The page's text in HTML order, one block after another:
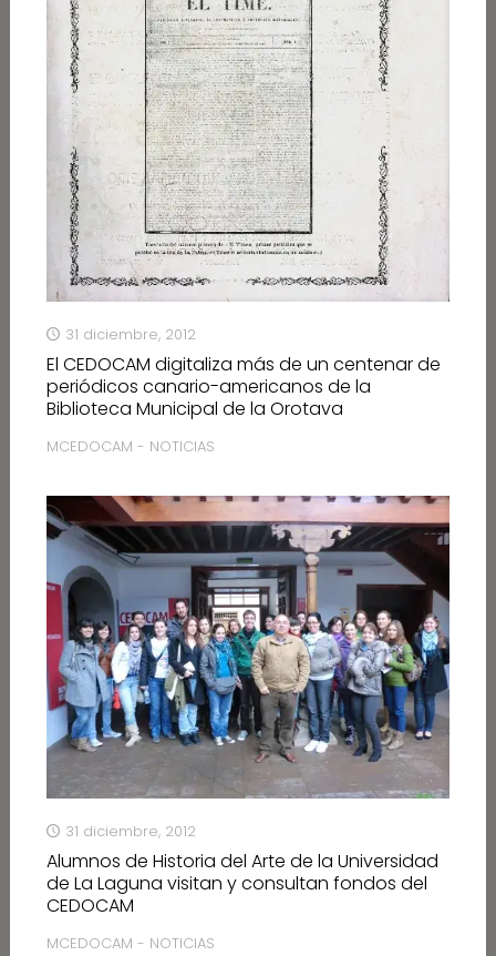
31 diciembre, 2012
El CEDOCAM digitaliza más de un centenar de
periódicos canario-americanos de la
Biblioteca Municipal de la Orotava
MCEDOCAM - NOTICIAS
31 diciembre, 2012
Alumnos de Historia del Arte de la Universidad
de La Laguna visitan y consultan fondos del
CEDOCAM
MCEDOCAM - NOTICIAS